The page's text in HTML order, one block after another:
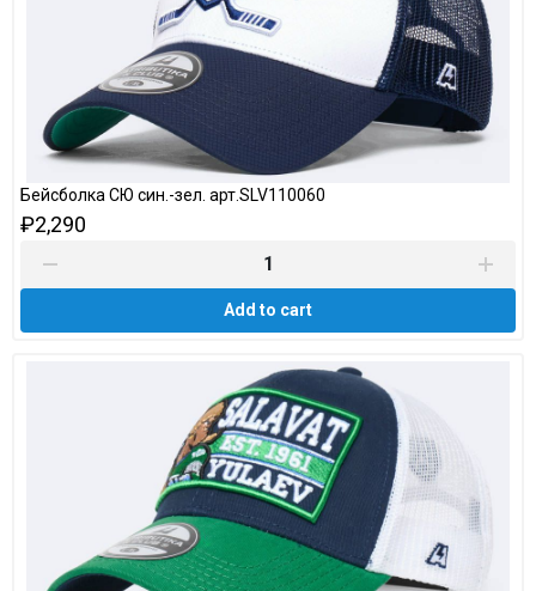
Бейсболка СЮ син.-зел. арт.SLV110060
₽2,290
Add to cart